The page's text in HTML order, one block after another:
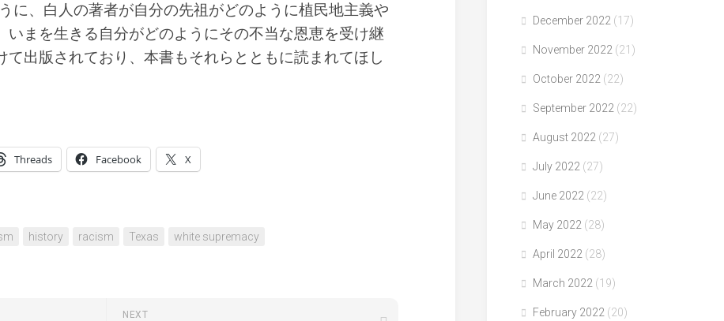
に、白人の著者が自分の先祖がどのように植民地主義や
いまを生きる自分がどのようにその不当な恩恵を受け継
て出版されており、本書もそれらとともに読まれてほし
Threads Facebook X
history racism Texas white supremacy
NEXT
December 2022 (17)
November 2022 (21)
October 2022 (22)
September 2022 (22)
August 2022 (27)
July 2022 (27)
June 2022 (22)
May 2022 (28)
April 2022 (28)
March 2022 (19)
February 2022 (20)